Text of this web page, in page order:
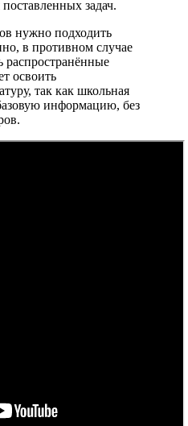
задач.
нужно подходить
в противном случае
распространённые
освоить
так как школьная
информацию, без